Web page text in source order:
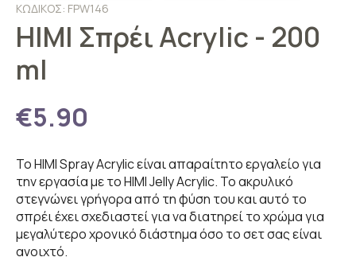
ΚΩΔΙΚΟΣ: FPW146
HIMI Σπρέι Acrylic - 200
ml
€5.90
Το HIMI Spray Acrylic είναι απαραίτητο εργαλείο για
την εργασία με το HIMI Jelly Acrylic. Το ακρυλικό
στεγνώνει γρήγορα από τη φύση του και αυτό το
σπρέι έχει σχεδιαστεί για να διατηρεί το χρώμα για
μεγαλύτερο χρονικό διάστημα όσο το σετ σας είναι
ανοιχτό.